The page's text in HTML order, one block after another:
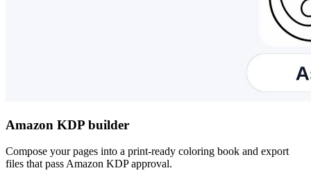
Amazon KDP builder
Compose your pages into a print-ready coloring book and export
files that pass Amazon KDP approval.